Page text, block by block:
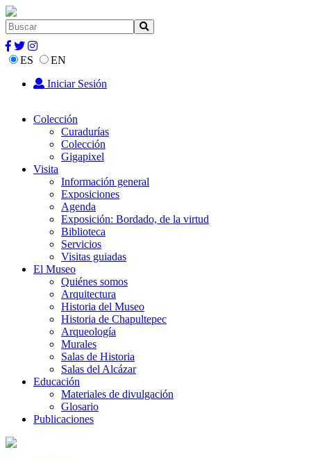
ES
EN
Iniciar Sesión
Colección
Curadurías
Colección
Gigapixel
Visita
Información general
Exposiciones
Agenda
Exposición: Bordado, de la virtud
Biblioteca
Servicios
Visitas guiadas
El Museo
Quiénes somos
Arquitectura
Historia del Museo
Historia de Chapultepec
Arqueología
Murales
Salas de Historia
Salas del Alcázar
Educación
Materiales de divulgación
Glosario
Publicaciones